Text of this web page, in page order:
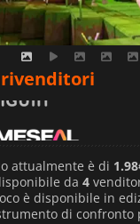
attualmente è di
da 4
è disponibile in
di confronto